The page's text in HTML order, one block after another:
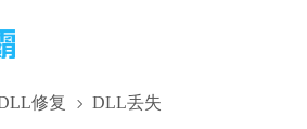
修复 DLL丢失